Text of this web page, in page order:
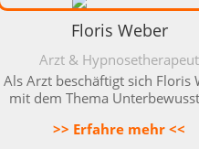
Floris Weber
Arzt & Hypnosetherapeut
Als Arzt beschäftigt sich Floris
mit dem Thema
>> Erfahre mehr <<